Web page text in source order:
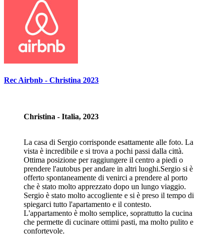
Rec Airbnb - Christina 2023
Christina - Italia, 2023
La casa di Sergio corrisponde esattamente alle foto. La
vista è incredibile e si trova a pochi passi dalla città.
Ottima posizione per raggiungere il centro a piedi o
prendere l'autobus per andare in altri luoghi.Sergio si è
offerto spontaneamente di venirci a prendere al porto
che è stato molto apprezzato dopo un lungo viaggio.
Sergio è stato molto accogliente e si è preso il tempo di
spiegarci tutto l'apartamento e il contesto.
L'appartamento è molto semplice, soprattutto la cucina
che permette di cucinare ottimi pasti, ma molto pulito e
confortevole.